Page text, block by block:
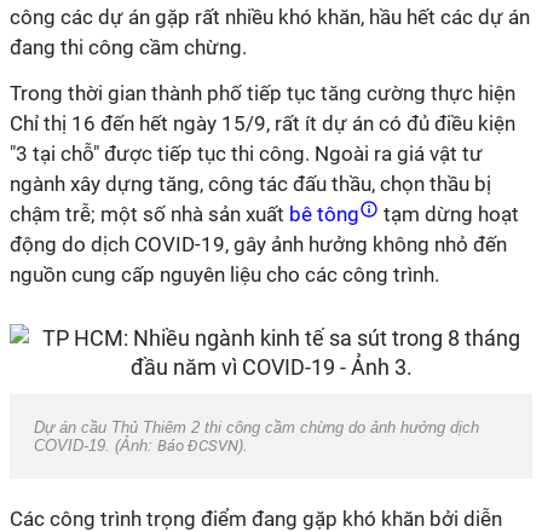
công các dự án gặp rất nhiều khó khăn, hầu hết các dự án
đang thi công cầm chừng.
Trong thời gian thành phố tiếp tục tăng cường thực hiện
Chỉ thị 16 đến hết ngày 15/9, rất ít dự án có đủ điều kiện
"3 tại chỗ" được tiếp tục thi công. Ngoài ra giá vật tư
ngành xây dựng tăng, công tác đấu thầu, chọn thầu bị
chậm trễ; một số nhà sản xuất bê tông
tạm dừng hoạt
động do dịch COVID-19, gây ảnh hưởng không nhỏ đến
nguồn cung cấp nguyên liệu cho các công trình.
Dự án cầu Thủ Thiêm 2 thi công cầm chừng do ảnh hưởng dịch
COVID-19. (Ảnh: Báo ĐCSVN).
Các công trình trọng điểm đang gặp khó khăn bởi diễn